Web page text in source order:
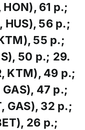
61 p.;
HUS), 56 p.;
55 p.;
50 p.; 29.
KTM), 49 p.;
47 p.;
GAS), 32 p.;
26 p.;